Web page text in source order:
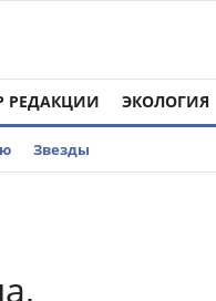
РЕДАКЦИИ ЭКОЛОГИЯ
Звезды